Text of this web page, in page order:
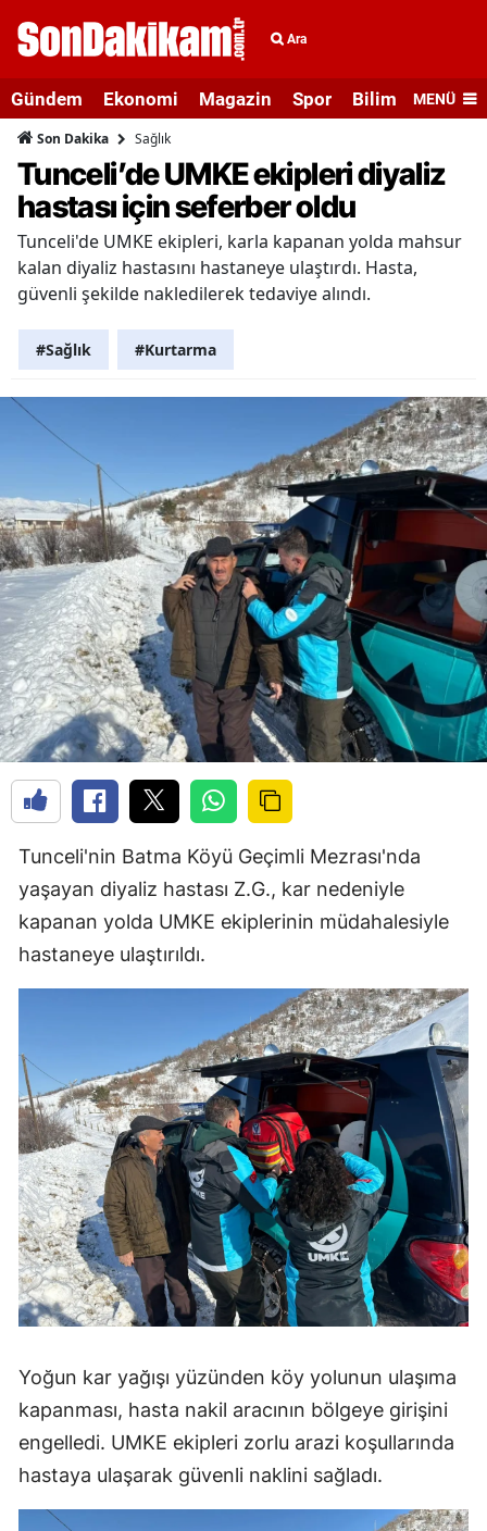
Ara
Gündem Ekonomi Magazin Spor Bilim veMENÜ
Son Dakika Sağlık
Tunceli’de UMKE ekipleri diyaliz
hastası için seferber oldu
Tunceli'de UMKE ekipleri, karla kapanan yolda mahsur
kalan diyaliz hastasını hastaneye ulaştırdı. Hasta,
güvenli şekilde nakledilerek tedaviye alındı.
#Sağlık #Kurtarma
Tunceli'nin Batma Köyü Geçimli Mezrası'nda
yaşayan diyaliz hastası Z.G., kar nedeniyle
kapanan yolda UMKE ekiplerinin müdahalesiyle
hastaneye ulaştırıldı.
Yoğun kar yağışı yüzünden köy yolunun ulaşıma
kapanması, hasta nakil aracının bölgeye girişini
engelledi. UMKE ekipleri zorlu arazi koşullarında
hastaya ulaşarak güvenli naklini sağladı.